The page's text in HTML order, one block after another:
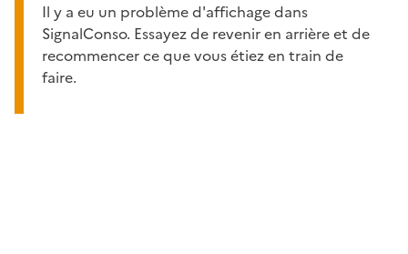
Il y a eu un problème d'affichage dans
SignalConso. Essayez de revenir en arrière et de
recommencer ce que vous étiez en train de
faire.